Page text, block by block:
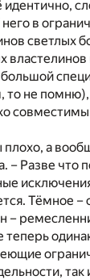
идентично,
в
светлых
большой
то не
плохо, а
– Разве что
Тёмное –
–
теперь
так